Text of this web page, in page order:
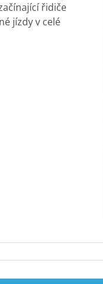
řidiče
jízdy v celé